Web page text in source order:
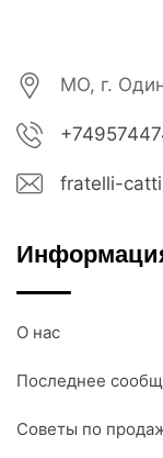
МО, г.
fratelli-
О нас
Последнее
Советы по